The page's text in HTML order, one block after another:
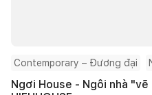
Contemporary – Đương đại
Ngơi House - Ngôi nhà